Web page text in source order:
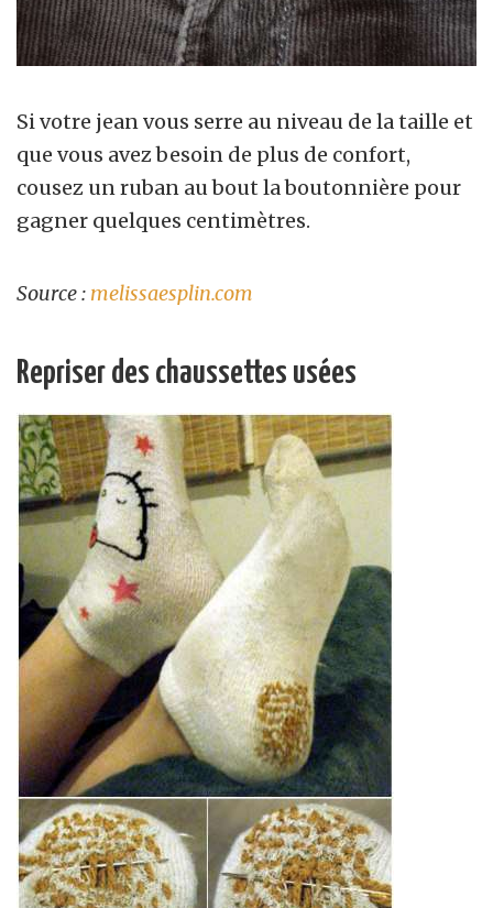
Si votre jean vous serre au niveau de la taille et
que vous avez besoin de plus de confort,
cousez un ruban au bout la boutonnière pour
gagner quelques centimètres.
Source : melissaesplin.com
Repriser des chaussettes usées